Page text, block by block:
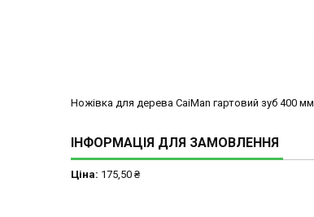
Ножівка для дерева CaiMan гартовий зуб 400 мм
ІНФОРМАЦІЯ ДЛЯ ЗАМОВЛЕННЯ
Ціна: 175,50 ₴